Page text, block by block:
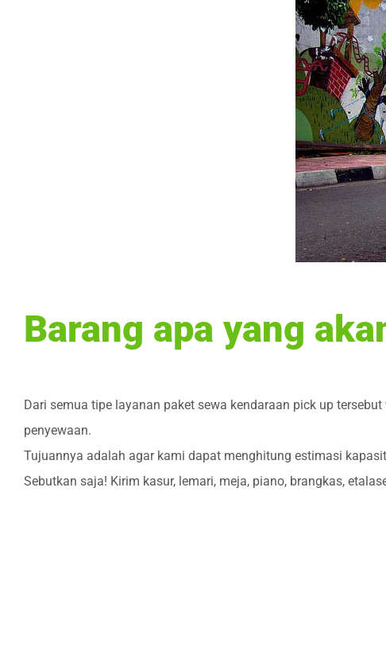
Barang apa yang
Dari semua tipe layanan paket sewa kendaraan pick up
penyewaan.
Tujuannya adalah agar kami dapat menghitung estimasi
Sebutkan saja! Kirim kasur, lemari, meja, piano, brangkas,